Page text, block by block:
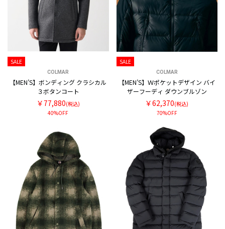
SALE
COLMAR
【MEN’S】ボンディング クラシカル
３ボタンコート
￥77,880(税込)
40%OFF
SALE
COLMAR
【MEN’S】Ｗポケットデザイン バイ
ザーフーディ ダウンブルゾン
￥62,370(税込)
70%OFF